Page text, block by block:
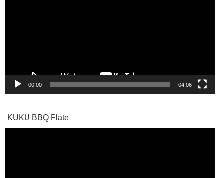
00:00 04:06
KUKU BBQ Plate